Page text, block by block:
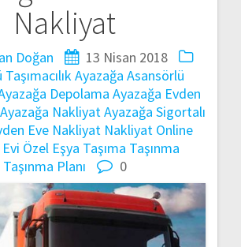
Nakliyat
Doğan
13 Nisan 2018
Ayazağa Asansörlü
Depolama Ayazağa Evden
Ayazağa NakliyatAyazağa Sigortalı
Eve Nakliyat Nakliyat Online
Özel Eşya Taşıma Taşınma
Taşınma Planı
0